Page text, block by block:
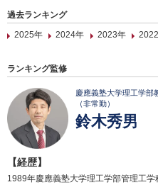
過去ランキング
2025年
2024年 2023年
ランキング監修
慶應義塾大学理工学部
（非常勤）
鈴木秀男
【経歴】
1989年慶應義塾大学理工学部管理工学